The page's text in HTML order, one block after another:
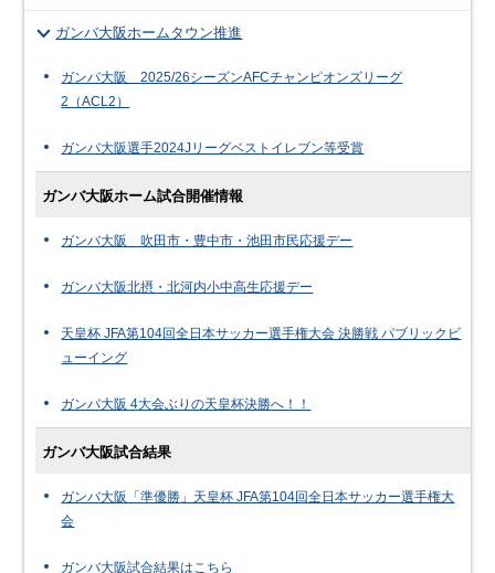
ガンバ大阪ホームタウン推進
ガンバ大阪 2025/26シーズンAFCチャンピオンズリーグ
2（ACL2）
ガンバ大阪選手2024Jリーグベストイレブン等受賞
ガンバ大阪ホーム試合開催情報
ガンバ大阪 吹田市・豊中市・池田市民応援デー
ガンバ大阪北摂・北河内小中高生応援デー
天皇杯 JFA第104回全日本サッカー選手権大会 決勝戦 パブリックビ
ューイング
ガンバ大阪 4大会ぶりの天皇杯決勝へ！！
ガンバ大阪試合結果
ガンバ大阪「準優勝」天皇杯 JFA第104回全日本サッカー選手権大
会
ガンバ大阪試合結果はこちら